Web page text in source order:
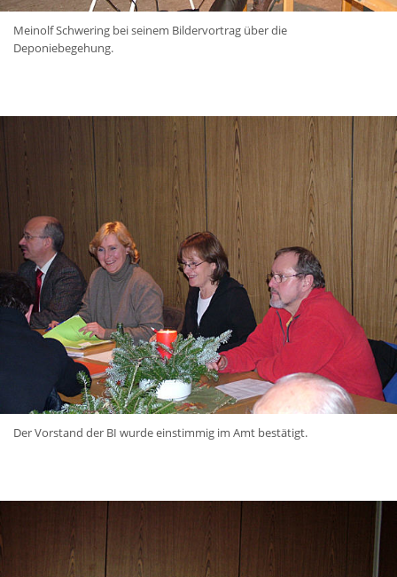
Meinolf Schwering bei seinem Bildervortrag über die
Deponiebegehung.
Der Vorstand der BI wurde einstimmig im Amt bestätigt.